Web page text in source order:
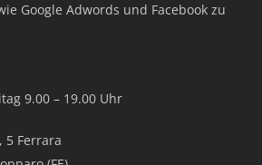
Google Adwords und Facebook zu
9.00 – 19.00 Uhr
5 Ferrara